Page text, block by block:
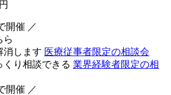
開催 ／
ら
消します 医療従事者限定の相談会
くり相談できる 業界経験者限定の相
開催 ／